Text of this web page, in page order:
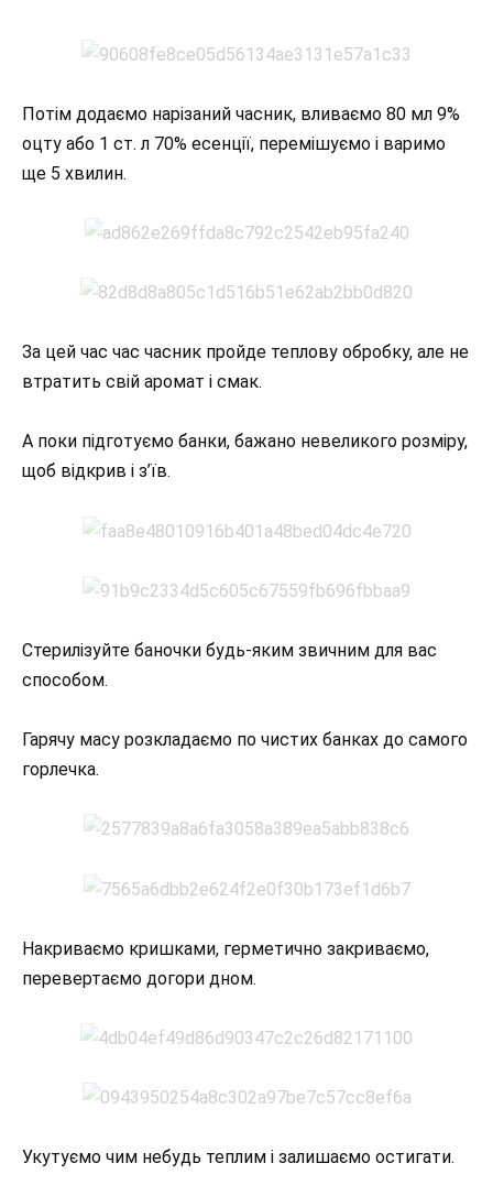
Потім додаємо нарізаний часник, вливаємо 80 мл 9%
оцту або 1 ст. л 70% есенції, перемішуємо і варимо
ще 5 хвилин.
За цей час час часник пройде теплову обробку, але не
втратить свій аромат і смак.
А поки підготуємо банки, бажано невеликого розміру,
щоб відкрив і з’їв.
Стерилізуйте баночки будь-яким звичним для вас
способом.
Гарячу масу розкладаємо по чистих банках до самого
горлечка.
Накриваємо кришками, герметично закриваємо,
перевертаємо догори дном.
Укутуємо чим небудь теплим і залишаємо остигати.